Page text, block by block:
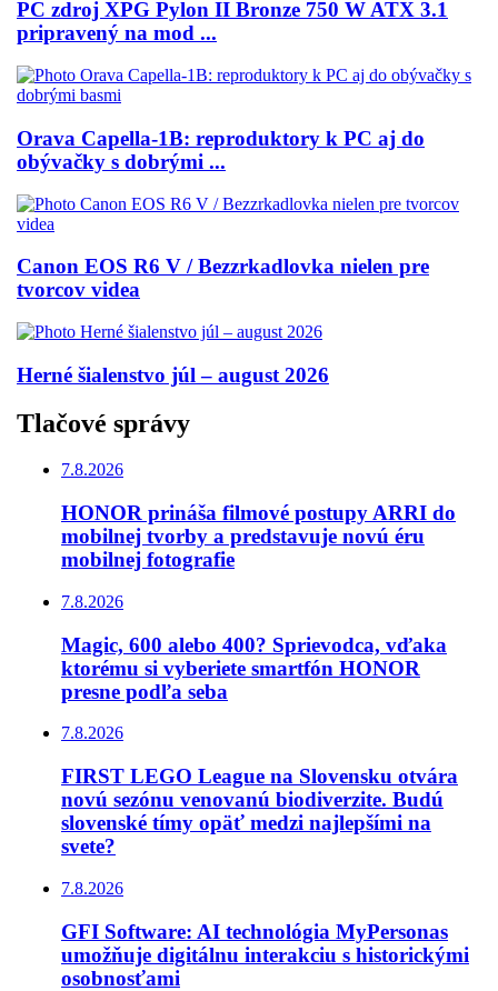
PC zdroj XPG Pylon II Bronze 750 W ATX 3.1
pripravený na mod ...
Orava Capella-1B: reproduktory k PC aj do
obývačky s dobrými ...
Canon EOS R6 V / Bezzrkadlovka nielen pre
tvorcov videa
Herné šialenstvo júl – august 2026
Tlačové správy
7.8.2026
HONOR prináša filmové postupy ARRI do
mobilnej tvorby a predstavuje novú éru
mobilnej fotografie
7.8.2026
Magic, 600 alebo 400? Sprievodca, vďaka
ktorému si vyberiete smartfón HONOR
presne podľa seba
7.8.2026
FIRST LEGO League na Slovensku otvára
novú sezónu venovanú biodiverzite. Budú
slovenské tímy opäť medzi najlepšími na
svete?
7.8.2026
GFI Software: AI technológia MyPersonas
umožňuje digitálnu interakciu s historickými
osobnosťami